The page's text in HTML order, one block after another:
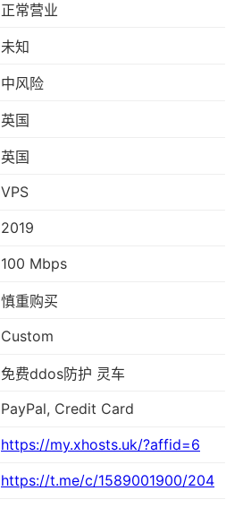
正常营业
未知
中风险
英国
英国
VPS
2019
100 Mbps
慎重购买
Custom
免费ddos防护 灵车
PayPal, Credit Card
https://my.xhosts.uk/?affid=6
https://t.me/c/1589001900/204